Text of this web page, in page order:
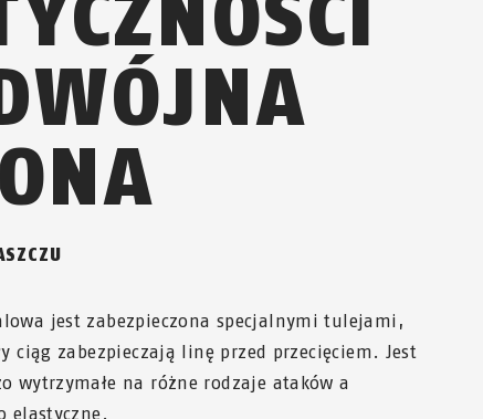
jest zabezpieczona specjalnymi tulejami,
ciąg zabezpieczają linę przed przecięciem. Jest
wytrzymałe na różne rodzaje ataków a
elastyczne.